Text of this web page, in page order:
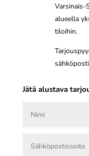
Varsinais-
alueella
tiloihin.
Jätä alustava